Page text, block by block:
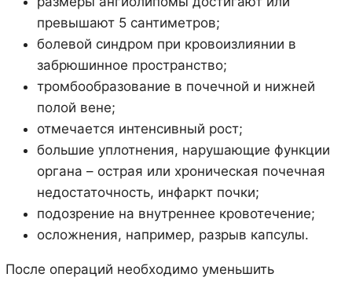
превышают 5 сантиметров;
болевой синдром при кровоизлиянии в
забрюшинное пространство;
тромбообразование в почечной и нижней
полой вене;
отмечается интенсивный рост;
большие уплотнения, нарушающие функции
органа – острая или хроническая почечная
недостаточность, инфаркт почки;
подозрение на внутреннее кровотечение;
осложнения, например, разрыв капсулы.
После операций необходимо уменьшить